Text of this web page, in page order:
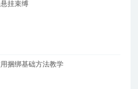
挂束缚
捆绑基础方法教学